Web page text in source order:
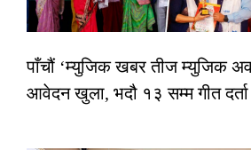
पाँचौं ‘म्युजिक खबर तीज म्युजिक
आवेदन खुला, भदौ १३ सम्म गीत दर्ता